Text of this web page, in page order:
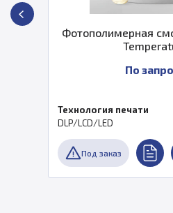
Фотополимерная
По
Технология печати
DLP/LCD/LED
Под заказ